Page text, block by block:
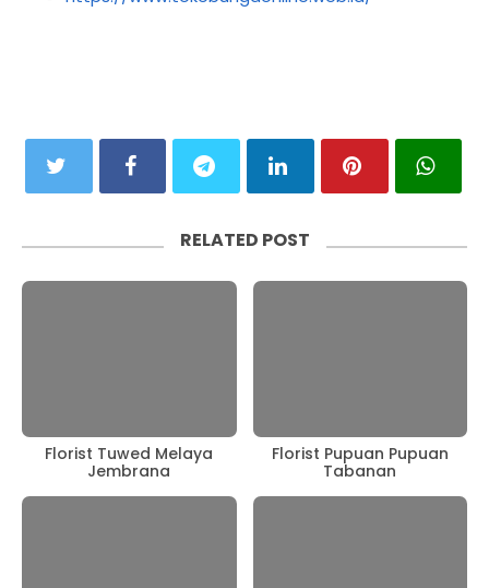
RELATED POST
Florist Tuwed Melaya
Jembrana
Florist Pupuan Pupuan
Tabanan